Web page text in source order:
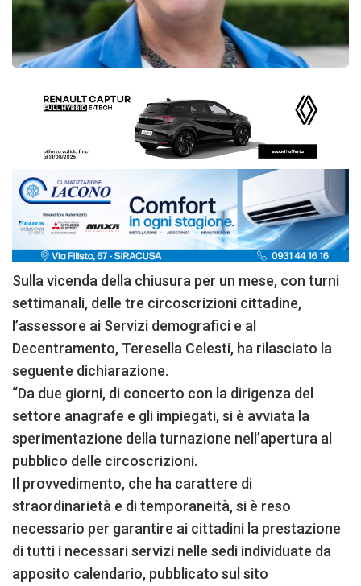
Sulla vicenda della chiusura per un mese, con turni
settimanali, delle tre circoscrizioni cittadine,
l’assessore ai Servizi demografici e al
Decentramento, Teresella Celesti, ha rilasciato la
seguente dichiarazione.
“Da due giorni, di concerto con la dirigenza del
settore anagrafe e gli impiegati, si è avviata la
sperimentazione della turnazione nell’apertura al
pubblico delle circoscrizioni.
Il provvedimento, che ha carattere di
straordinarietà e di temporaneità, si è reso
necessario per garantire ai cittadini la prestazione
di tutti i necessari servizi nelle sedi individuate da
apposito calendario, pubblicato sul sito